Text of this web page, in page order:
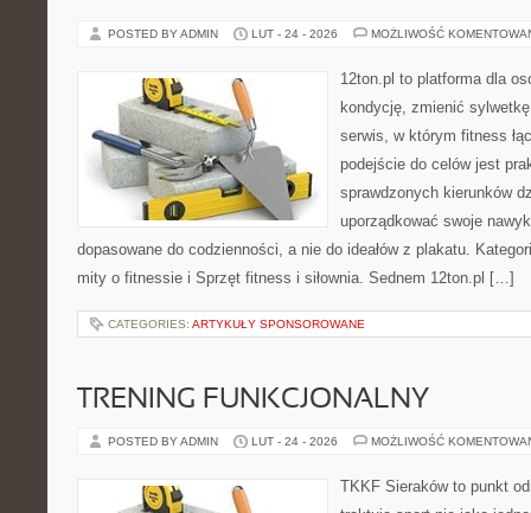
POSTED BY ADMIN LUT - 24 - 2026 MOŻLIWOŚĆ
12ton.pl to platforma dla
kondycję, zmienić
serwis, w którym fitness
podejście do celów jest
sprawdzonych kierunków
uporządkować swoje
dopasowane do codzienności, a nie do ideałów z plakatu.
mity o fitnessie i Sprzęt fitness i siłownia. Sednem 12ton.pl […]
CATEGORIES: ARTYKUŁY SPONSOROWANE
TRENING FUNKCJONALNY
POSTED BY ADMIN LUT - 24 - 2026 MOŻLIWOŚĆ
TKKF Sieraków to punkt